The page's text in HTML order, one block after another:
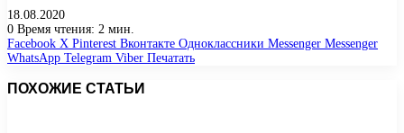
18.08.2020
0 Время чтения: 2 мин.
Facebook X Pinterest Вконтакте Одноклассники Messenger Messenger
WhatsApp Telegram Viber Печатать
ПОХОЖИЕ СТАТЬИ